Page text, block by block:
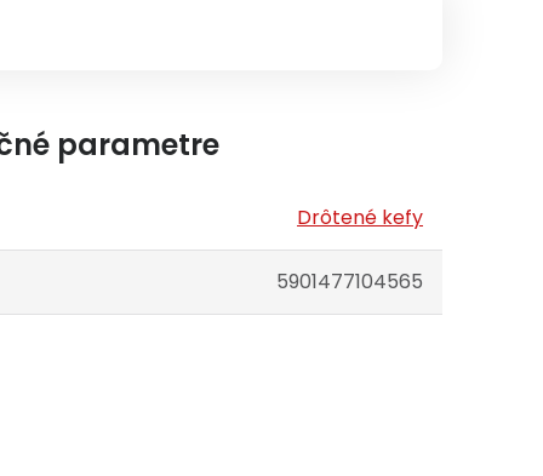
parametre
Drôtené kefy
5901477104565